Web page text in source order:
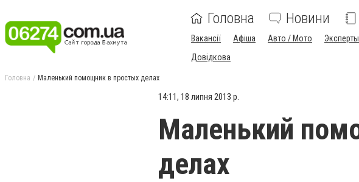
Головна Новини
Вакансії Афіша Авто / Мото
Довідкова
Головна Маленький помощник в простых делах
14:11, 18 липня 2013 р.
Маленький
делах